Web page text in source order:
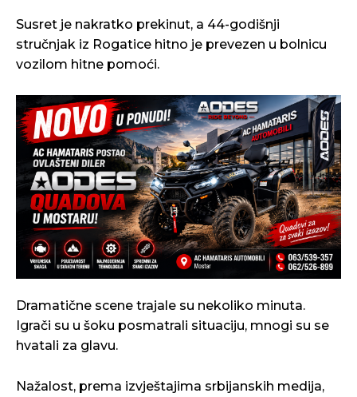
Susret je nakratko prekinut, a 44-godišnji
stručnjak iz Rogatice hitno je prevezen u bolnicu
vozilom hitne pomoći.
Dramatične scene trajale su nekoliko minuta.
Igrači su u šoku posmatrali situaciju, mnogi su se
hvatali za glavu.
Nažalost, prema izvještajima srbijanskih medija,